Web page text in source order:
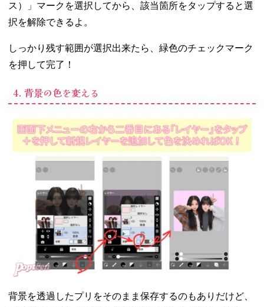
ス）」マークを選択してから、該当箇所をタップすると選
択を解除できるよ。
しっかり残す範囲が選択出来たら、緑色のチェックマーク
を押して完了！
4. 背景の色を変える
背景を透過したプリをそのまま保存するのもありだけど、